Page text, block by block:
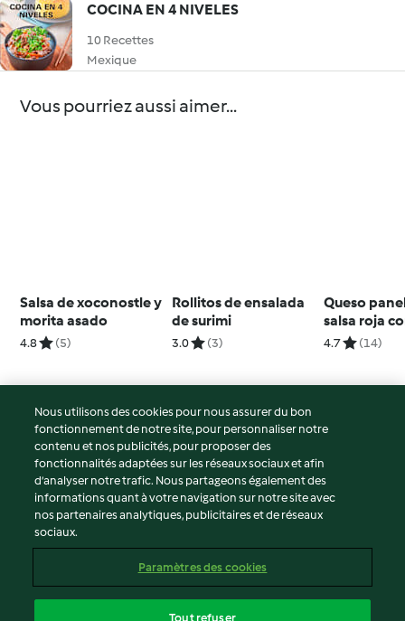
COCINA EN 4 NIVELES
10 Recettes
Mexique
Vous pourriez aussi aimer...
Salsa de xoconostle y
morita asado
4.8 (5)
Rollitos de ensalada
de surimi
3.0 (3)
Queso
salsa roja
nopales
4.7 (14)
© Copyright 2026
Conditions d'utilisation
Politique de confidentialité
Non-responsabilité
Mentions légales
Contenu du rapport
Nous utilisons des cookies pour nous assurer du bon
fonctionnement de notre site, pour personnaliser notre
contenu et nos publicités, pour proposer des
fonctionnalités adaptées sur les réseaux sociaux et afin
d’analyser notre trafic. Nous partageons également des
informations quant à votre navigation sur notre site avec
nos partenaires analytiques, publicitaires et de réseaux
sociaux.
Paramètres des cookies
Tout refuser